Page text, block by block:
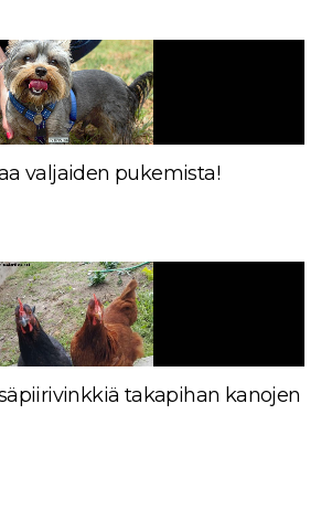
valjaiden pukemista!
takapihan kanojen